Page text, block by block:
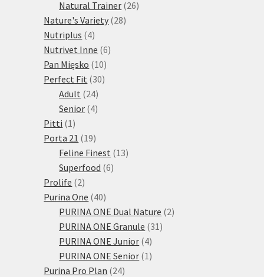
produktů
Natural Trainer 2626
Nature's Variety 2828
Nutriplus 44
produkty
Nutrivet Inne 66
Pan Mięsko 1010
produktů
Perfect Fit 3030
Adult 2424
produktů
Senior 44
Pitti 1 1
produkt
Porta 21 1919
produktů
Feline Finest 1313
Superfood 66
Prolife 22
produkty
Purina One 4040
produktů
PURINA ONE Dual Nature 22
PURINA ONE Granule 31 31
PURINA ONE Junior 44
produkty
PURINA ONE Senior 1 1
Purina Pro Plan 2424